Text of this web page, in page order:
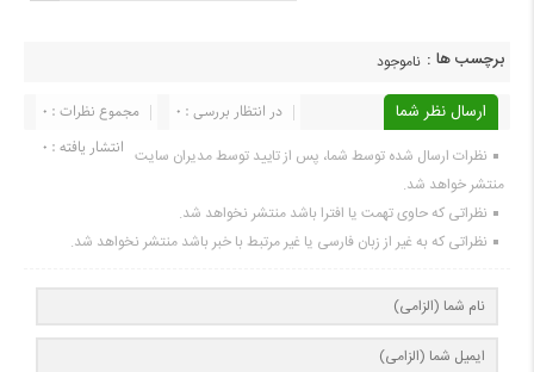
برچسب ها : ناموجود
ارسال نظر شما مجموع نظرات : 0
در انتظار بررسی : 0
انتشار یافته : 0 نظرات ارسال شده توسط شما، پس از تایید توسط مدیران سایت
منتشر خواهد شد.
نظراتی که حاوی تهمت یا افترا باشد منتشر نخواهد شد.
نظراتی که به غیر از زبان فارسی یا غیر مرتبط با خبر باشد منتشر نخواهد شد.